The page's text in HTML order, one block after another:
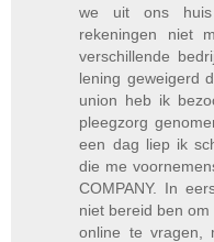
we uit ons
rekeningen niet
verschillende
lening geweigerd
union heb ik
pleegzorg
een dag liep ik
die me
COMPANY. In
niet bereid ben
online te vragen,